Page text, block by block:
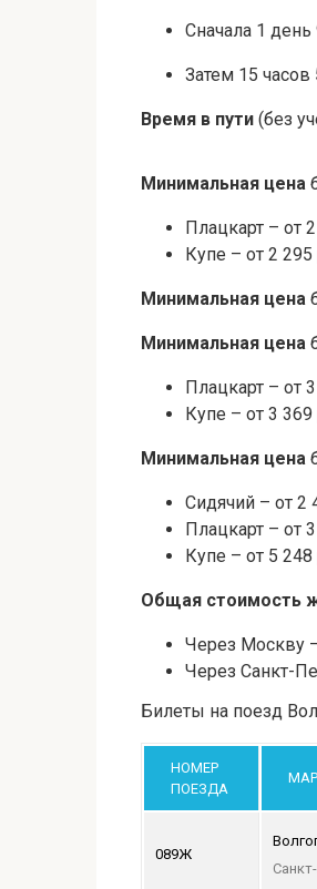
Сначала 1
Затем 15 часов
Время в пути (без
Минимальная цена
Плацкарт – от
Купе – от 2 295
Минимальная цена
Минимальная цена
Плацкарт – от
Купе – от 3 369
Минимальная цена
Сидячий – от 2
Плацкарт – от
Купе – от 5 248
Общая стоимость
Через Москву
Через Санкт-
Билеты на поезд
НОМЕР
ПОЕЗДА
089Ж